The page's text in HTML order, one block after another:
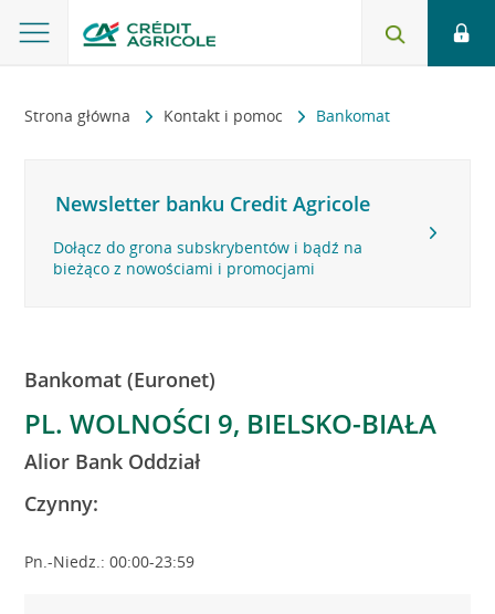
Strona główna Kontakt i pomoc Bankomat
Newsletter banku Credit Agricole
Dołącz do grona subskrybentów i bądź na
bieżąco z nowościami i promocjami
Bankomat (Euronet)
PL. WOLNOŚCI 9, BIELSKO-BIAŁA
Alior Bank Oddział
Czynny:
Pn.-Niedz.: 00:00-23:59